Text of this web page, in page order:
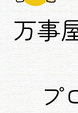
万事
プ